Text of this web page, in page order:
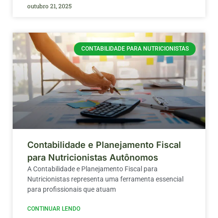
outubro 21, 2025
CONTABILIDADE PARA NUTRICIONISTAS
Contabilidade e Planejamento Fiscal
para Nutricionistas Autônomos
A Contabilidade e Planejamento Fiscal para
Nutricionistas representa uma ferramenta essencial
para profissionais que atuam
CONTINUAR LENDO